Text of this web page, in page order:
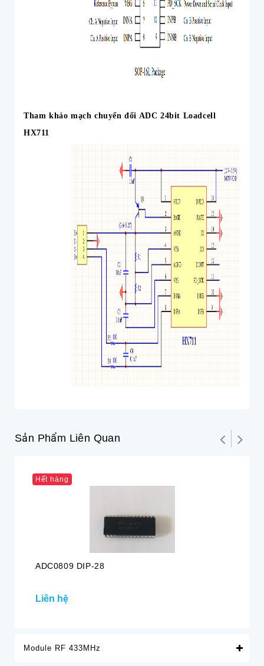
Tham khảo mạch chuyển đổi ADC 24bit Loadcell
HX711
Sản Phẩm Liên Quan
Hết hàng
ADC0809 DIP-28
Liên hệ
Module RF 433MHz